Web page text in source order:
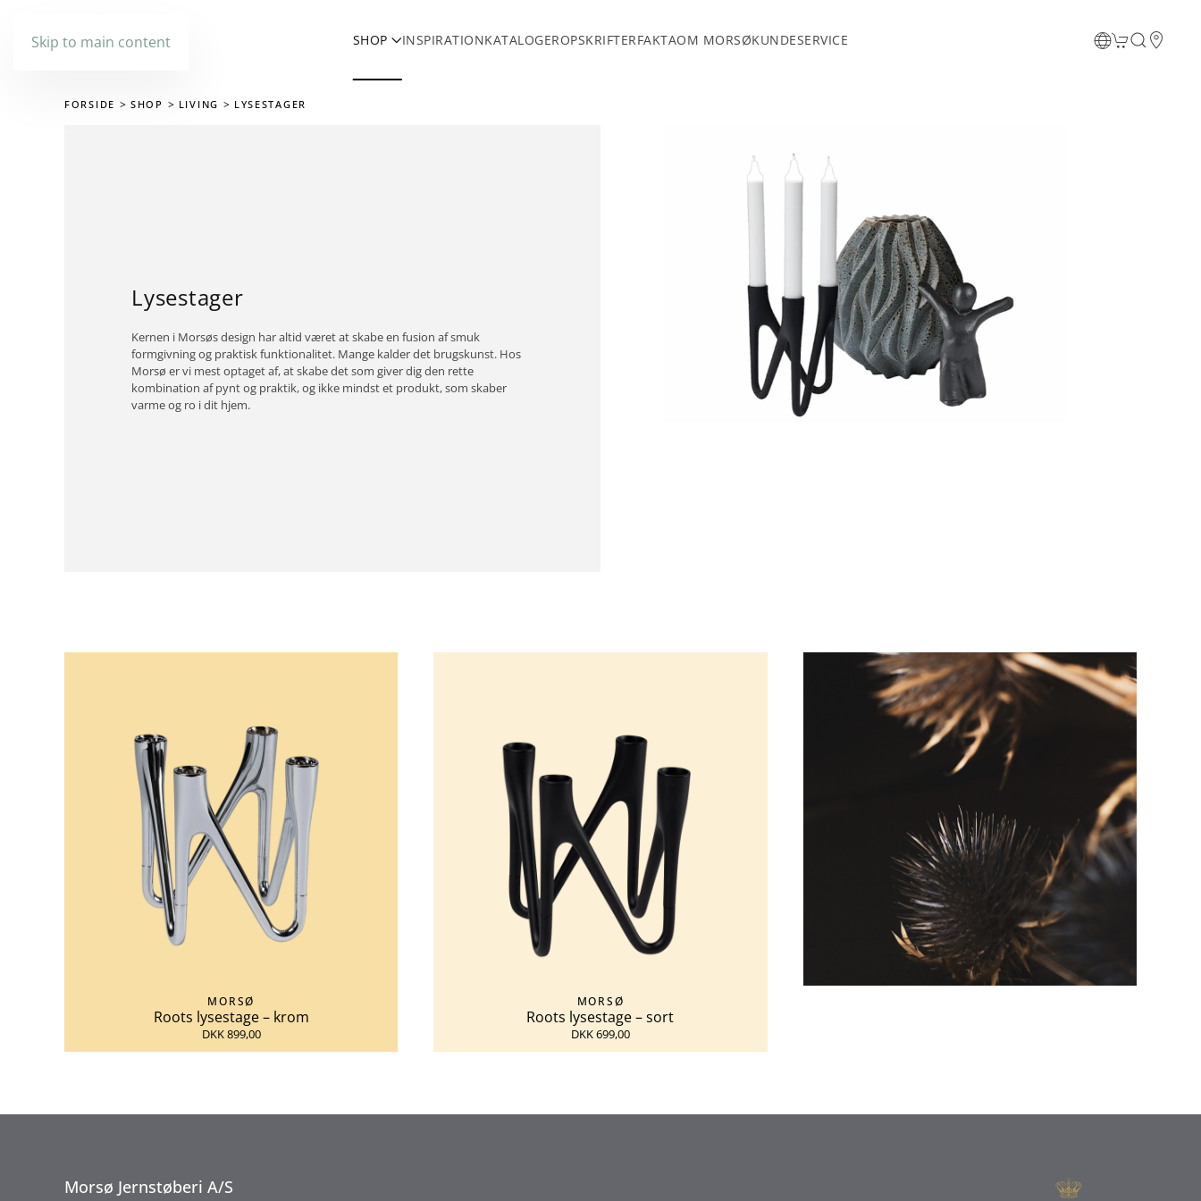
Skip to main content SHOP INSPIRATIONKATALOGEROPSKRIFTERFAKTAOM MORSØKUNDESERVICE
FORSIDE SHOP LIVING LYSESTAGER
Lysestager
Kernen i Morsøs design har altid været at skabe en fusion af smuk
formgivning og praktisk funktionalitet. Mange kalder det brugskunst. Hos
Morsø er vi mest optaget af, at skabe det som giver dig den rette
kombination af pynt og praktik, og ikke mindst et produkt, som skaber
varme og ro i dit hjem.
MORSØ
Roots lysestage – krom
DKK 899,00
MORSØ
Roots lysestage – sort
DKK 699,00
Morsø Jernstøberi A/S